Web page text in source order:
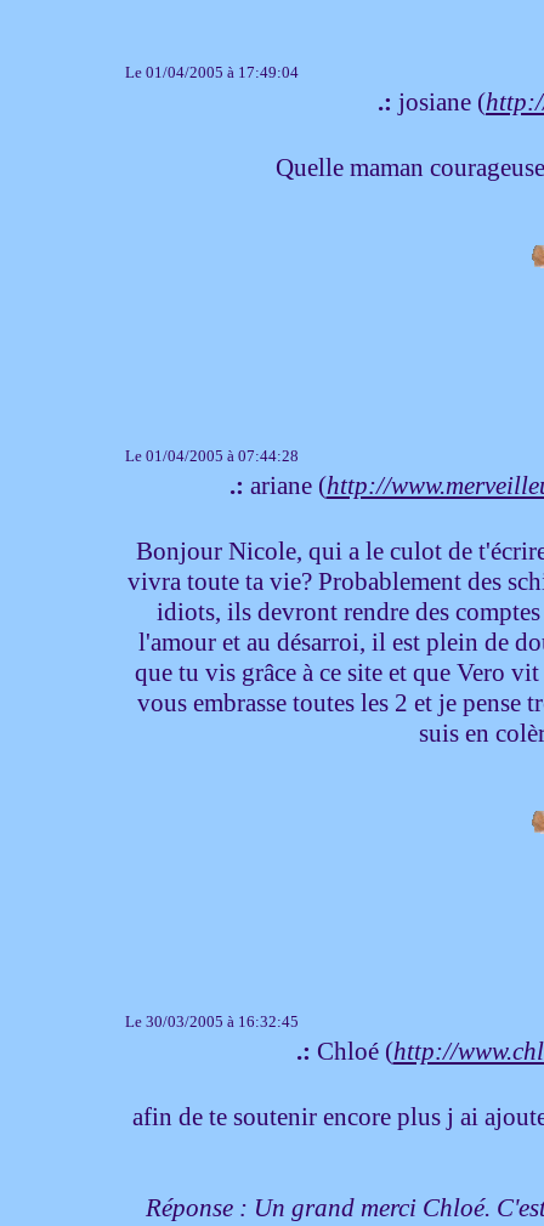
Le 01/04/2005 à 17:49:04
.: josiane (
Quelle maman
Le 01/04/2005 à 07:44:28
.: ariane (http://
Bonjour Nicole, qui a le culot de t'écrire
vivra toute ta vie? Probablement des
idiots, ils devront rendre des
l'amour et au désarroi, il est plein de
que tu vis grâce à ce site et que Vero
vous embrasse toutes les 2 et je pense
suis en
Le 30/03/2005 à 16:32:45
.: Chloé (http://
afin de te soutenir encore plus j ai
Réponse : Un grand merci Chloé.